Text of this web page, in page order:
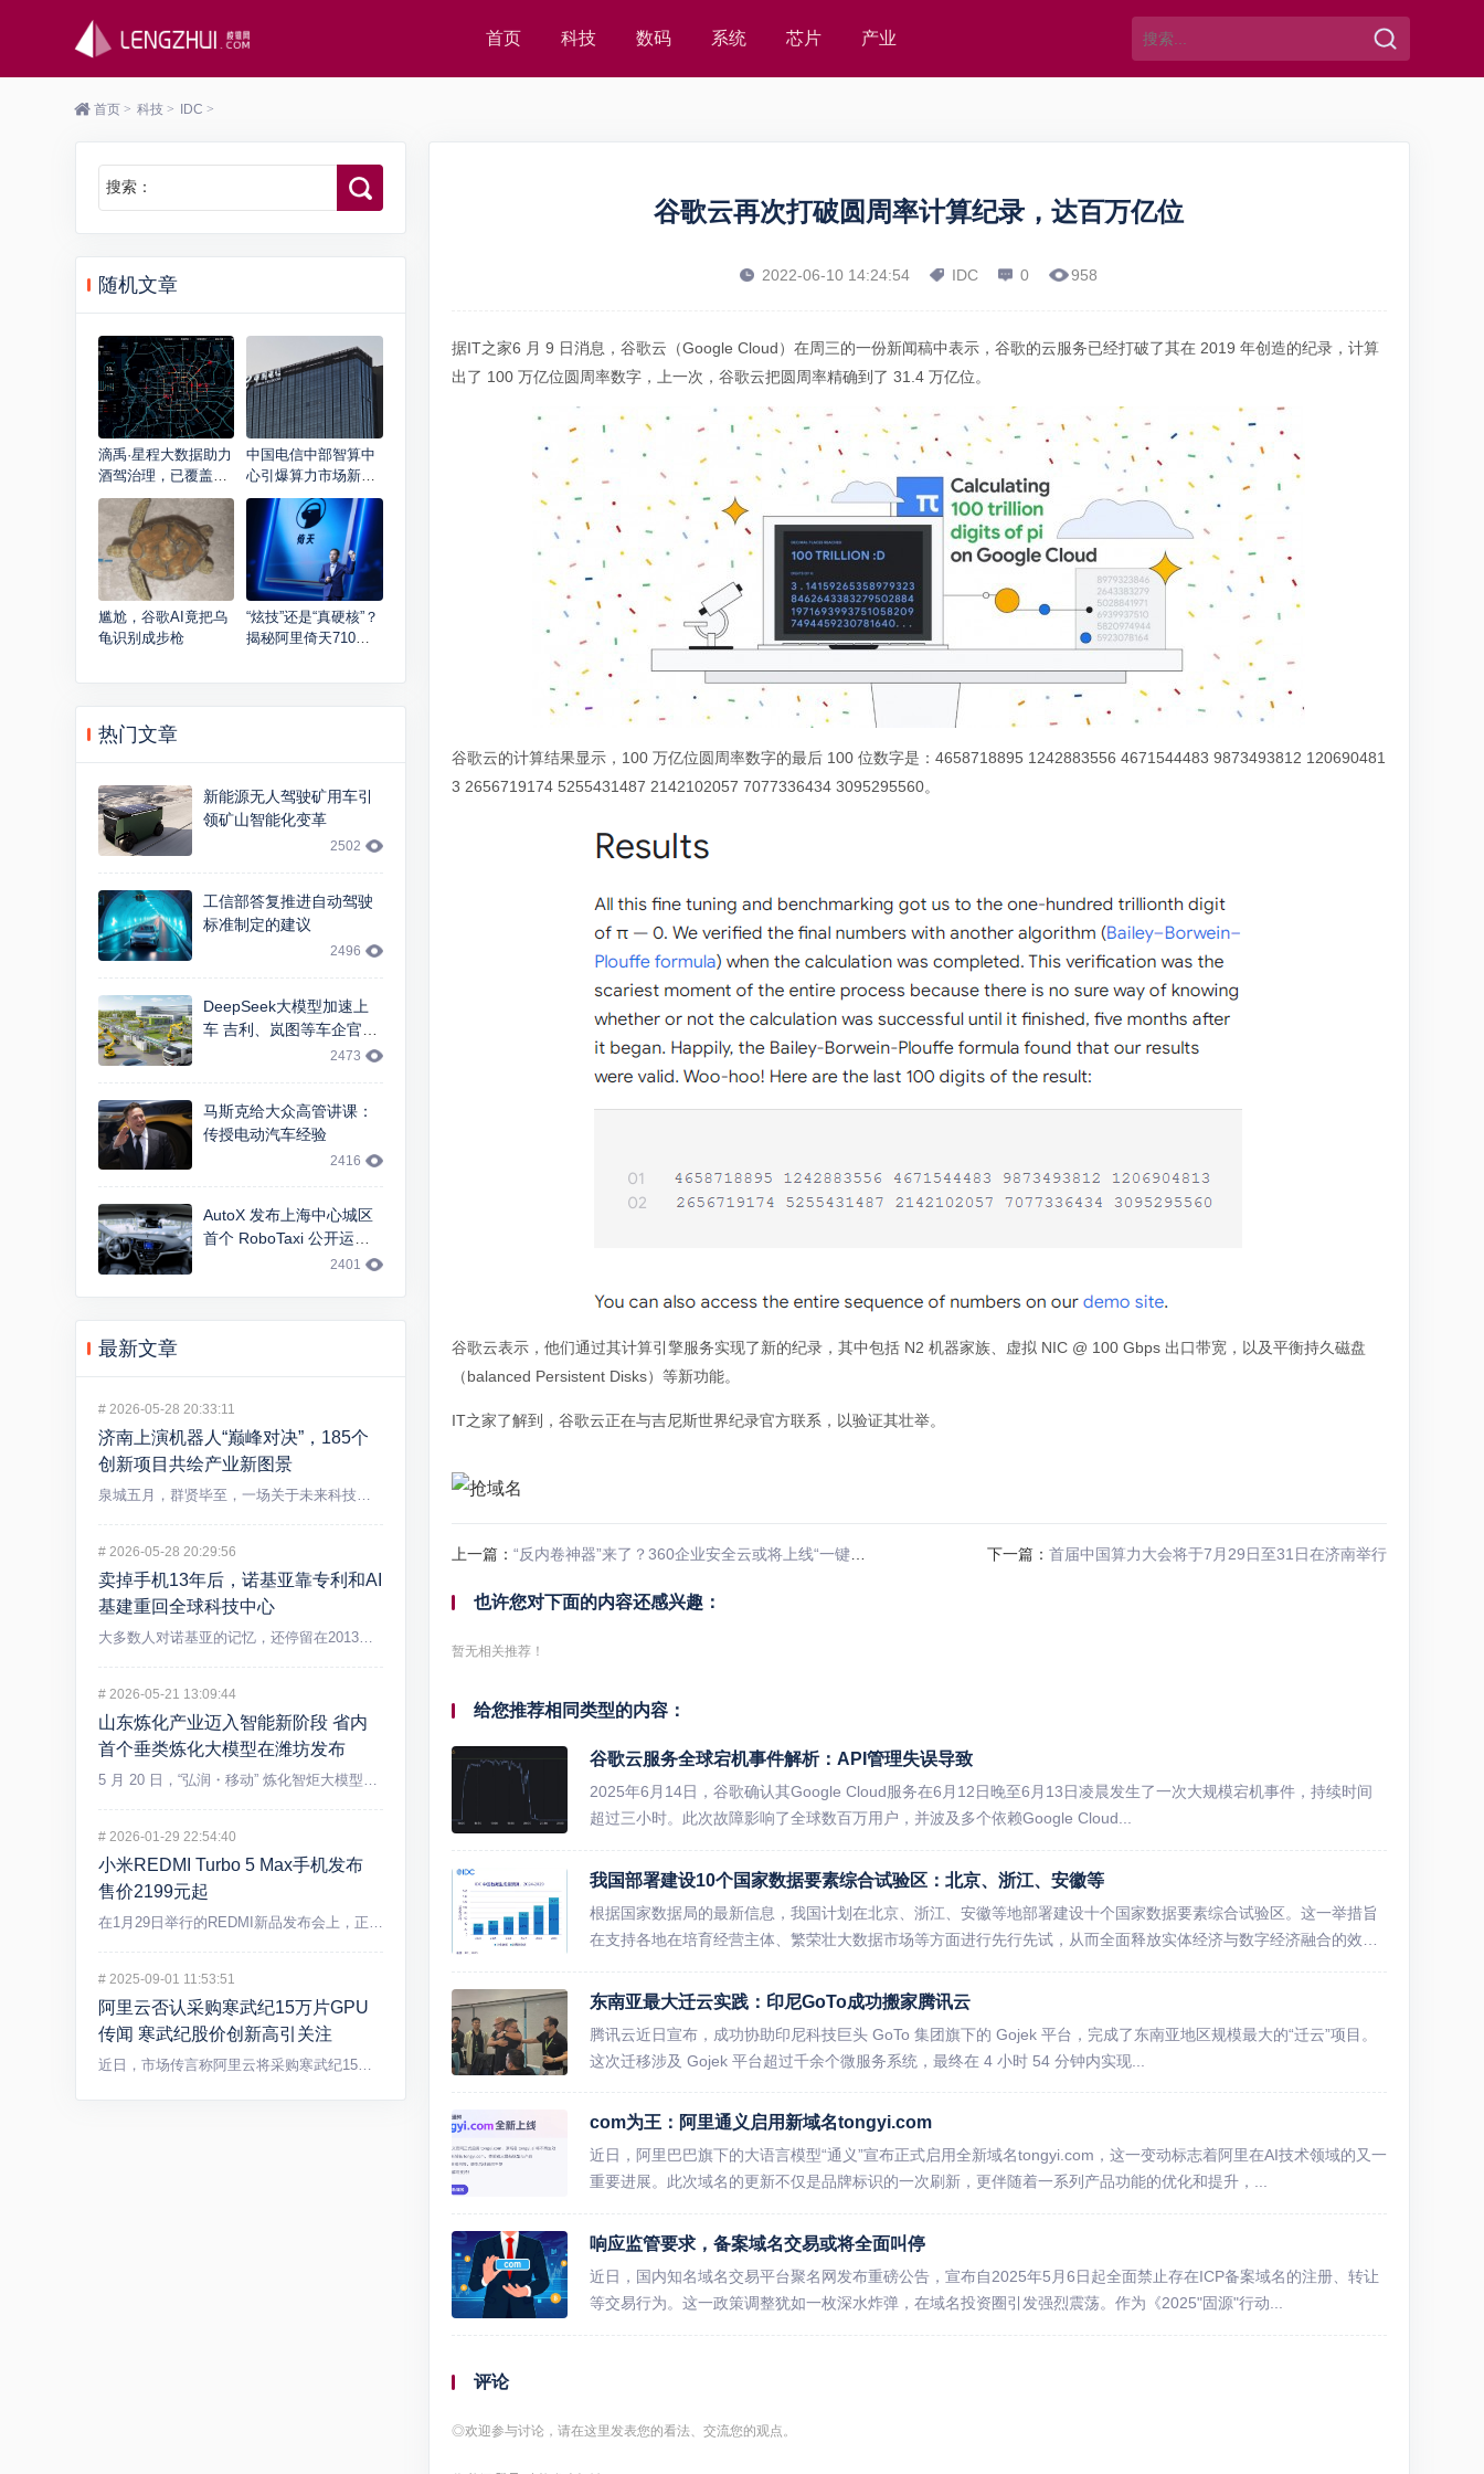
首页 科技 数码 系统 芯片 产业
首页 > 科技 > IDC >
搜索：
随机文章
滴禹·星程大数据助力
酒驾治理，已覆盖济
南、武汉、南京
中国电信中部智算中
心引爆算力市场新需
求
尴尬，谷歌AI竟把乌
龟识别成步枪
“炫技”还是“真硬核”？
揭秘阿里倚天710芯
热门文章
新能源无人驾驶矿用车引
领矿山智能化变革
2502
工信部答复推进自动驾驶
标准制定的建议
2496
DeepSeek大模型加速上
车 吉利、岚图等车企官宣
2473
马斯克给大众高管讲课：
传授电动汽车经验
2416
AutoX 发布上海中心城区
首个 RoboTaxi 公开运
营，基于 FCA 大捷龙车型
2401
最新文章
# 2026-05-28 20:33:11
济南上演机器人“巅峰对决”，185个
创新项目共绘产业新图景
泉城五月，群贤毕至，一场关于未来科技的盛宴在济南精彩上演。5...
# 2026-05-28 20:29:56
卖掉手机13年后，诺基亚靠专利和AI
基建重回全球科技中心
大多数人对诺基亚的记忆，还停留在2013年出售手机业务后逐渐...
# 2026-05-21 13:09:44
山东炼化产业迈入智能新阶段 省内
首个垂类炼化大模型在潍坊发布
5 月 20 日，“弘润・移动” 炼化智炬大模型发布会在潍坊...
# 2026-01-29 22:54:40
小米REDMI Turbo 5 Max手机发布
售价2199元起
在1月29日举行的REDMI新品发布会上，正式发布REDMI...
# 2025-09-01 11:53:51
阿里云否认采购寒武纪15万片GPU
传闻 寒武纪股价创新高引关注
近日，市场传言称阿里云将采购寒武纪15万片GPU，引发广泛关...
谷歌云再次打破圆周率计算纪录，达百万亿位
2022-06-10 14:24:54 IDC 0 958
据IT之家6 月 9 日消息，谷歌云（Google Cloud）在周三的一份新闻稿中表示，谷歌的云服务已经打破了其在 2019 年创造的纪录，计算
出了 100 万亿位圆周率数字，上一次，谷歌云把圆周率精确到了 31.4 万亿位。
谷歌云的计算结果显示，100 万亿位圆周率数字的最后 100 位数字是：4658718895 1242883556 4671544483 9873493812 120690481
3 2656719174 5255431487 2142102057 7077336434 3095295560。
谷歌云表示，他们通过其计算引擎服务实现了新的纪录，其中包括 N2 机器家族、虚拟 NIC @ 100 Gbps 出口带宽，以及平衡持久磁盘
（balanced Persistent Disks）等新功能。
IT之家了解到，谷歌云正在与吉尼斯世界纪录官方联系，以验证其壮举。
上一篇： “反内卷神器”来了？360企业安全云或将上线“一键强制下班”功能 下一篇： 首届中国算力大会将于7月29日至31日在济南举行
也许您对下面的内容还感兴趣：
暂无相关推荐！
给您推荐相同类型的内容：
谷歌云服务全球宕机事件解析：API管理失误导致
2025年6月14日，谷歌确认其Google Cloud服务在6月12日晚至6月13日凌晨发生了一次大规模宕机事件，持续时间
超过三小时。此次故障影响了全球数百万用户，并波及多个依赖Google Cloud...
我国部署建设10个国家数据要素综合试验区：北京、浙江、安徽等
根据国家数据局的最新信息，我国计划在北京、浙江、安徽等地部署建设十个国家数据要素综合试验区。这一举措旨
在支持各地在培育经营主体、繁荣壮大数据市场等方面进行先行先试，从而全面释放实体经济与数字经济融合的效
东南亚最大迁云实践：印尼GoTo成功搬家腾讯云
腾讯云近日宣布，成功协助印尼科技巨头 GoTo 集团旗下的 Gojek 平台，完成了东南亚地区规模最大的“迁云”项目。
这次迁移涉及 Gojek 平台超过千余个微服务系统，最终在 4 小时 54 分钟内实现...
com为王：阿里通义启用新域名tongyi.com
近日，阿里巴巴旗下的大语言模型“通义”宣布正式启用全新域名tongyi.com，这一变动标志着阿里在AI技术领域的又一
重要进展。此次域名的更新不仅是品牌标识的一次刷新，更伴随着一系列产品功能的优化和提升，...
响应监管要求，备案域名交易或将全面叫停
近日，国内知名域名交易平台聚名网发布重磅公告，宣布自2025年5月6日起全面禁止存在ICP备案域名的注册、转让
等交易行为。这一政策调整犹如一枚深水炸弹，在域名投资圈引发强烈震荡。作为《2025"固源"行动...
评论
◎欢迎参与讨论，请在这里发表您的看法、交流您的观点。